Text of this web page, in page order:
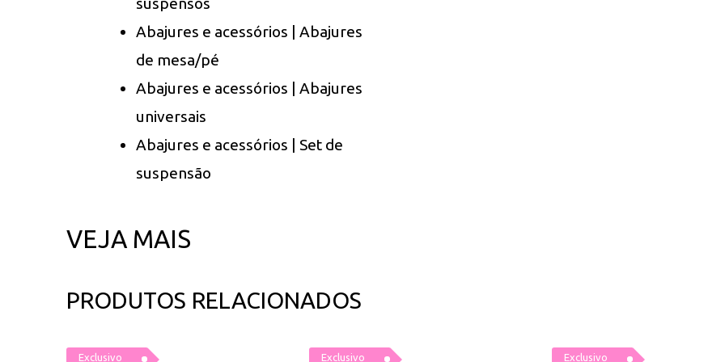
suspensos
Abajures e acessórios | Abajures
de mesa/pé
Abajures e acessórios | Abajures
universais
Abajures e acessórios | Set de
suspensão
VEJA MAIS
PRODUTOS RELACIONADOS
Exclusivo Exclusivo Exclusivo